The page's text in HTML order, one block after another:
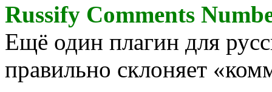
Russify Comments
Ещё один плагин для
правильно склоняет